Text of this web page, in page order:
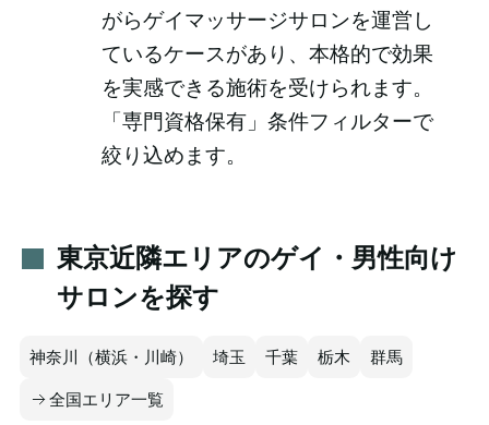
がらゲイマッサージサロンを運営し
ているケースがあり、本格的で効果
を実感できる施術を受けられます。
「専門資格保有」条件フィルターで
絞り込めます。
東京近隣エリアのゲイ・男性向け
サロンを探す
神奈川（横浜・川崎） 埼玉 千葉 栃木 群馬
全国エリア一覧